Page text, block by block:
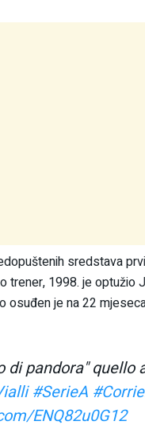
sredstava
trener, 1998. je
osuđen je na 22
di pandora" quello
#SerieA
ENQ82u0G12